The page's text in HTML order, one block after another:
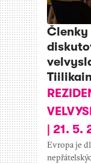
Členky
| 21. 5.
Evropa je